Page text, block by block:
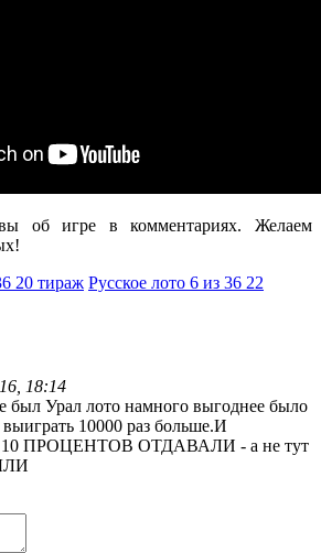
об игре в комментариях. Желаем
20 тираж Русское лото 6 из 36 22
18:14
был Урал лото намного выгоднее было
10000 раз больше.И
ПРОЦЕНТОВ ОТДАВАЛИ - а не тут